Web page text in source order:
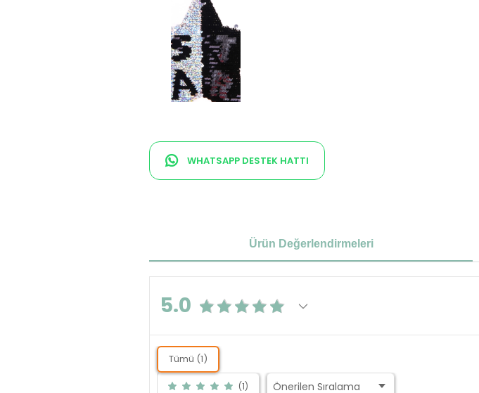
WHATSAPP DESTEK HATTI
Ürün Değerlendirmeleri
5.0
Tümü (1)
(1)